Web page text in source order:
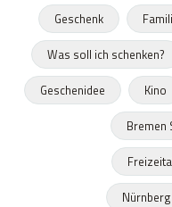
Geschenk
Was soll ich schenken?
Geschenidee
Kino
Bremen